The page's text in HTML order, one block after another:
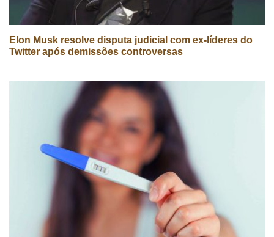
Elon Musk resolve disputa judicial com ex-líderes do
Twitter após demissões controversas